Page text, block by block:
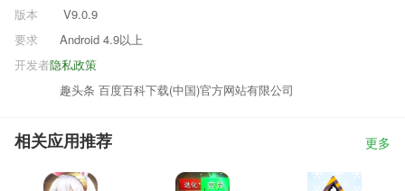
版本
V9.0.9
要求
Android 4.9以上
隐私政策
开发者
趣头条 百度百科下载(中国)官方网站有限公司
相关应用推荐 更多